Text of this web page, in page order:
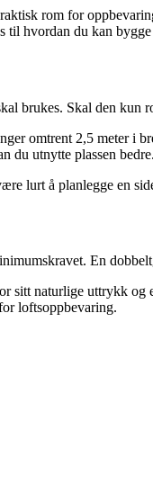
rom for
hvordan du kan
brukes. Skal den
omtrent 2,5 meter i
du utnytte plassen bedre.
lurt å planlegge en
En
naturlige uttrykk
loftsoppbevaring.